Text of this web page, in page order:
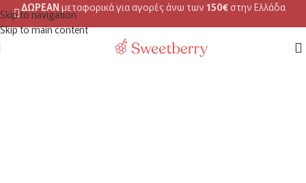
Skip to navigation
Skip to main content
ΔΩΡΕΑΝ μεταφορικά για αγορές άνω των 150€στην Ελλάδα